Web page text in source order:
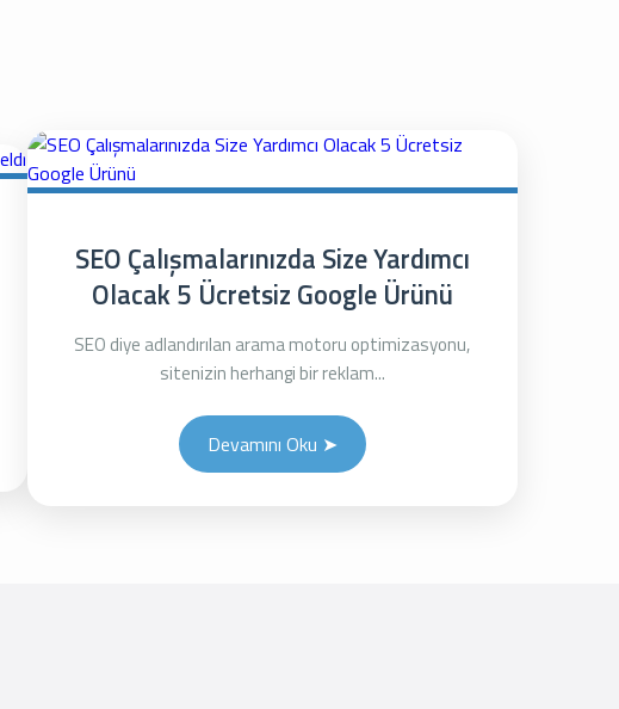
SEO Çalışmalarınızda Size Yardımcı
Olacak 5 Ücretsiz Google Ürünü
SEO diye adlandırılan arama motoru optimizasyonu,
sitenizin herhangi bir reklam...
Devamını Oku ➤